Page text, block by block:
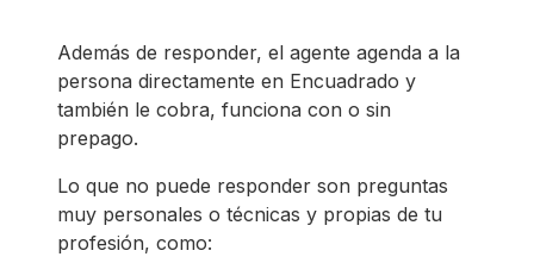
Además de responder, el agente agenda a la
persona directamente en Encuadrado y
también le cobra, funciona con o sin
prepago.
Lo que no puede responder son preguntas
muy personales o técnicas y propias de tu
profesión, como: